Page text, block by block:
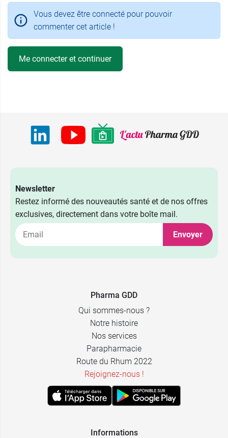
Vous devez être connecté pour pouvoir
commenter cet article !
Me connecter et continuer
Newsletter
Restez informé des nouveautés santé et de nos offres
exclusives, directement dans votre boîte mail.
Envoyer
Pharma GDD
Qui sommes-nous ?
Notre histoire
Nos services
Parapharmacie
Route du Rhum 2022
Rejoignez-nous !
Informations